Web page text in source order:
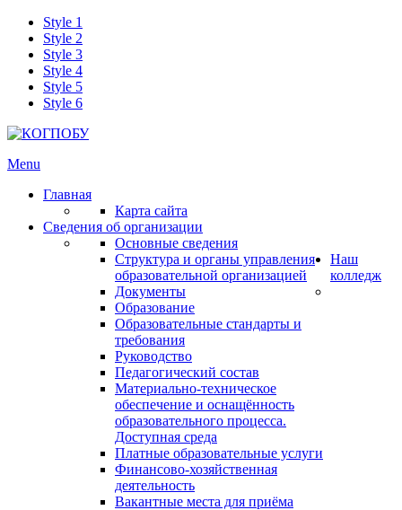
Style 1
Style 2
Style 3
Style 4
Style 5
Style 6
Menu
Главная
Карта сайта
Сведения об организации
Основные сведения
Структура и органы управления
образовательной организацией
Документы
Образование
Образовательные стандарты и
требования
Руководство
Педагогический состав
Материально-техническое
обеспечение и оснащённость
образовательного процесса.
Доступная среда
Платные образовательные услуги
Финансово-хозяйственная
деятельность
Вакантные места для приёма
Наш
колледж